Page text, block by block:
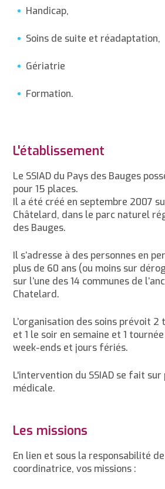
Handicap,
Soins de suite et réadaptation,
Gériatrie
Formation.
L'établissement
Le SSIAD du Pays des Bauges
pour 15 places.
Il a été créé en septembre 2007
Châtelard, dans le parc naturel
des Bauges.
Il s’adresse à des personnes en
plus de 60 ans (ou moins sur
sur l’une des 14 communes de
Chatelard.
L’organisation des soins prévoit 2
et 1 le soir en semaine et 1
week-ends et jours fériés.
L'intervention du SSIAD se fait
médicale.
Les missions
En lien et sous la responsabilité
coordinatrice, vos missions :